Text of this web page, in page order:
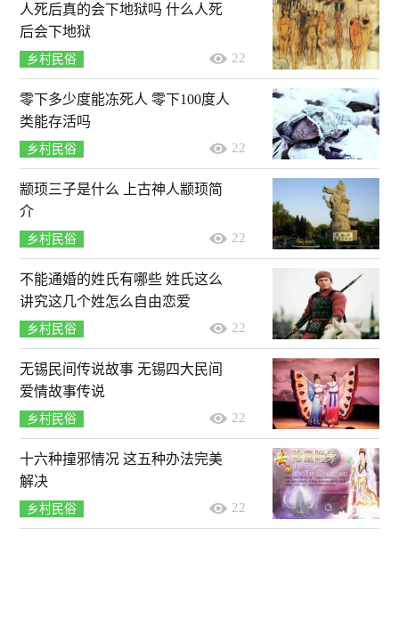
人死后真的会下地狱吗 什么人死
后会下地狱
乡村民俗 22
零下多少度能冻死人 零下100度人
类能存活吗
乡村民俗 22
颛顼三子是什么 上古神人颛顼简
介
乡村民俗 22
不能通婚的姓氏有哪些 姓氏这么
讲究这几个姓怎么自由恋爱
乡村民俗 22
无锡民间传说故事 无锡四大民间
爱情故事传说
乡村民俗 22
十六种撞邪情况 这五种办法完美
解决
乡村民俗 22